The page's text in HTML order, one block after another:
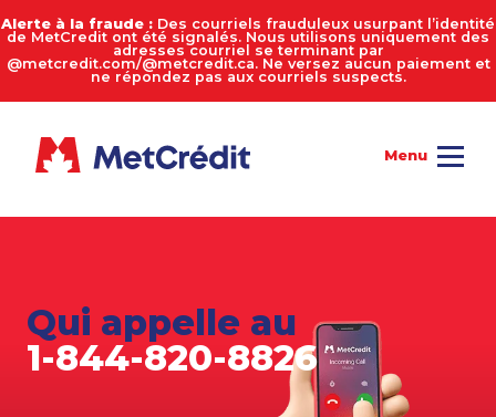
Alerte à la fraude : Des courriels frauduleux usurpant l’identité
de MetCredit ont été signalés. Nous utilisons uniquement des
adresses courriel se terminant par
@metcredit.com/@metcredit.ca. Ne versez aucun paiement et
ne répondez pas aux courriels suspects.
Qui appelle au
1-844-820-8826